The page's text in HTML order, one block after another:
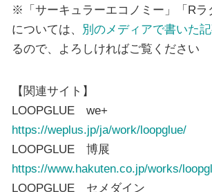
※「サーキュラーエコノミー」「Rラ
については、
別のメディアで書いた
るので、よろしければご覧ください
【関連サイト】
LOOPGLUE we+
https://weplus.jp/ja/work/loopglue/
LOOPGLUE 博展
https://www.hakuten.co.jp/works/
LOOPGLUE セメダイン